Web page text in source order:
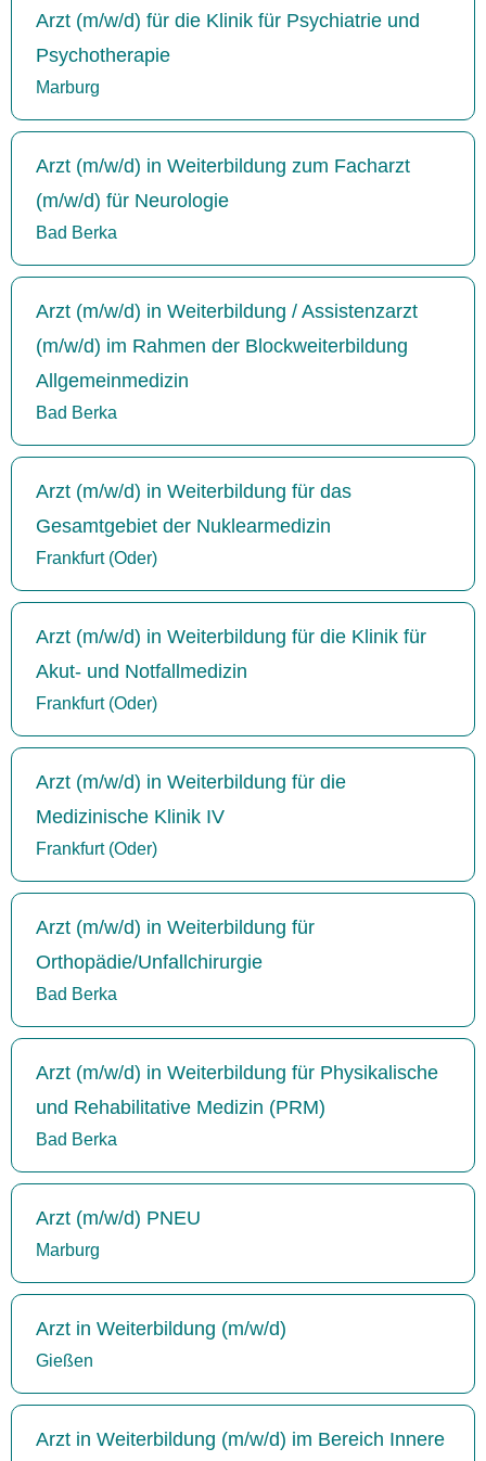
Arzt (m/w/d) für die Klinik für Psychiatrie und
Psychotherapie
Marburg
Arzt (m/w/d) in Weiterbildung zum Facharzt
(m/w/d) für Neurologie
Bad Berka
Arzt (m/w/d) in Weiterbildung / Assistenzarzt
(m/w/d) im Rahmen der Blockweiterbildung
Allgemeinmedizin
Bad Berka
Arzt (m/w/d) in Weiterbildung für das
Gesamtgebiet der Nuklearmedizin
Frankfurt (Oder)
Arzt (m/w/d) in Weiterbildung für die Klinik für
Akut- und Notfallmedizin
Frankfurt (Oder)
Arzt (m/w/d) in Weiterbildung für die
Medizinische Klinik IV
Frankfurt (Oder)
Arzt (m/w/d) in Weiterbildung für
Orthopädie/Unfallchirurgie
Bad Berka
Arzt (m/w/d) in Weiterbildung für Physikalische
und Rehabilitative Medizin (PRM)
Bad Berka
Arzt (m/w/d) PNEU
Marburg
Arzt in Weiterbildung (m/w/d)
Gießen
Arzt in Weiterbildung (m/w/d) im Bereich Innere